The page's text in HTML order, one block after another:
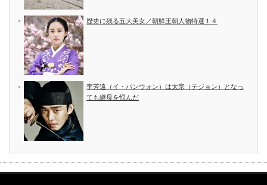
歴史に残る五大美女／朝鮮王朝人物特選１４
李芳遠（イ・バンウォン）は太宗（テジョン）となっ
ても継母を恨んだ